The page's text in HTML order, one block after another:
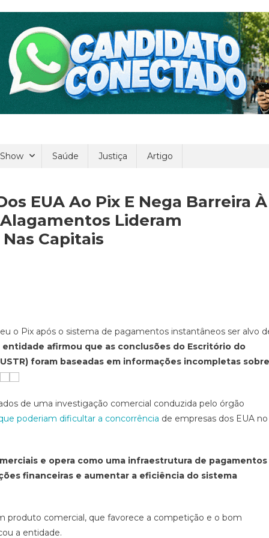
Saúde Justiça Artigo
EUA Ao Pix E Nega Barreira À
Lideram
Capitais
o Pix após o sistema de pagamentos instantâneos ser alvo
entidade afirmou que as conclusões do Escritório do
foram baseadas em informações incompletas sobre
de uma investigação comercial conduzida pelo órgão
poderiam dificultar a concorrência de empresas dos EUA no
e opera como uma infraestrutura de pagamentos
financeiras e aumentar a eficiência do sistema
produto comercial, que favorece a competição e o bom
a entidade.